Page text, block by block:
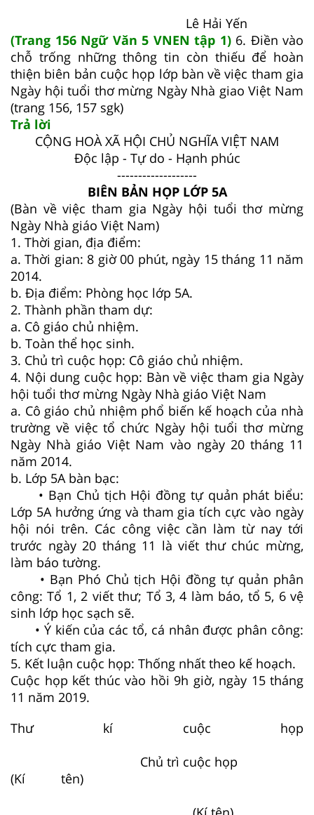
Lê Hải Yến
(Trang 156 Ngữ Văn 5 VNEN tập 1)6. Điền vào
chỗ trống những thông tin còn thiếu để hoàn
thiện biên bản cuộc họp lớp bàn về việc tham gia
Ngày hội tuổi thơ mừng Ngày Nhà giao Việt Nam
(trang 156, 157 sgk)
Trả lời
CỘNG HOÀ XÃ HỘI CHỦ NGHĨA VIỆT NAM
Độc lập - Tự do - Hạnh phúc
-------------------
BIÊN BẢN HỌP LỚP 5A
(Bàn về việc tham gia Ngày hội tuổi thơ mừng
Ngày Nhà giáo Việt Nam)
1. Thời gian, địa điểm:
a. Thời gian: 8 giờ 00 phút, ngày 15 tháng 11 năm
2014.
b. Địa điểm: Phòng học lớp 5A.
2. Thành phần tham dự:
a. Cô giáo chủ nhiệm.
b. Toàn thể học sinh.
3. Chủ trì cuộc họp: Cô giáo chủ nhiệm.
4. Nội dung cuộc họp: Bàn về việc tham gia Ngày
hội tuổi thơ mừng Ngày Nhà giáo Việt Nam
a. Cô giáo chủ nhiệm phổ biến kế hoạch của nhà
trường về việc tổ chức Ngày hội tuổi thơ mừng
Ngày Nhà giáo Việt Nam vào ngày 20 tháng 11
năm 2014.
b. Lớp 5A bàn bạc:
• Bạn Chủ tịch Hội đồng tự quản phát biểu:
Lớp 5A hưởng ứng và tham gia tích cực vào ngày
hội nói trên. Các công việc cần làm từ nay tới
trước ngày 20 tháng 11 là viết thư chúc mừng,
làm báo tường.
• Bạn Phó Chủ tịch Hội đồng tự quản phân
công: Tổ 1, 2 viết thư; Tổ 3, 4 làm báo, tổ 5, 6 vệ
sinh lớp học sạch sẽ.
• Ý kiến của các tổ, cá nhân được phân công:
tích cực tham gia.
5. Kết luận cuộc họp: Thống nhất theo kế hoạch.
Cuộc họp kết thúc vào hồi 9h giờ, ngày 15 tháng
11 năm 2019.
Thư kí cuộc họp
Chủ trì cuộc họp
(Kí tên)